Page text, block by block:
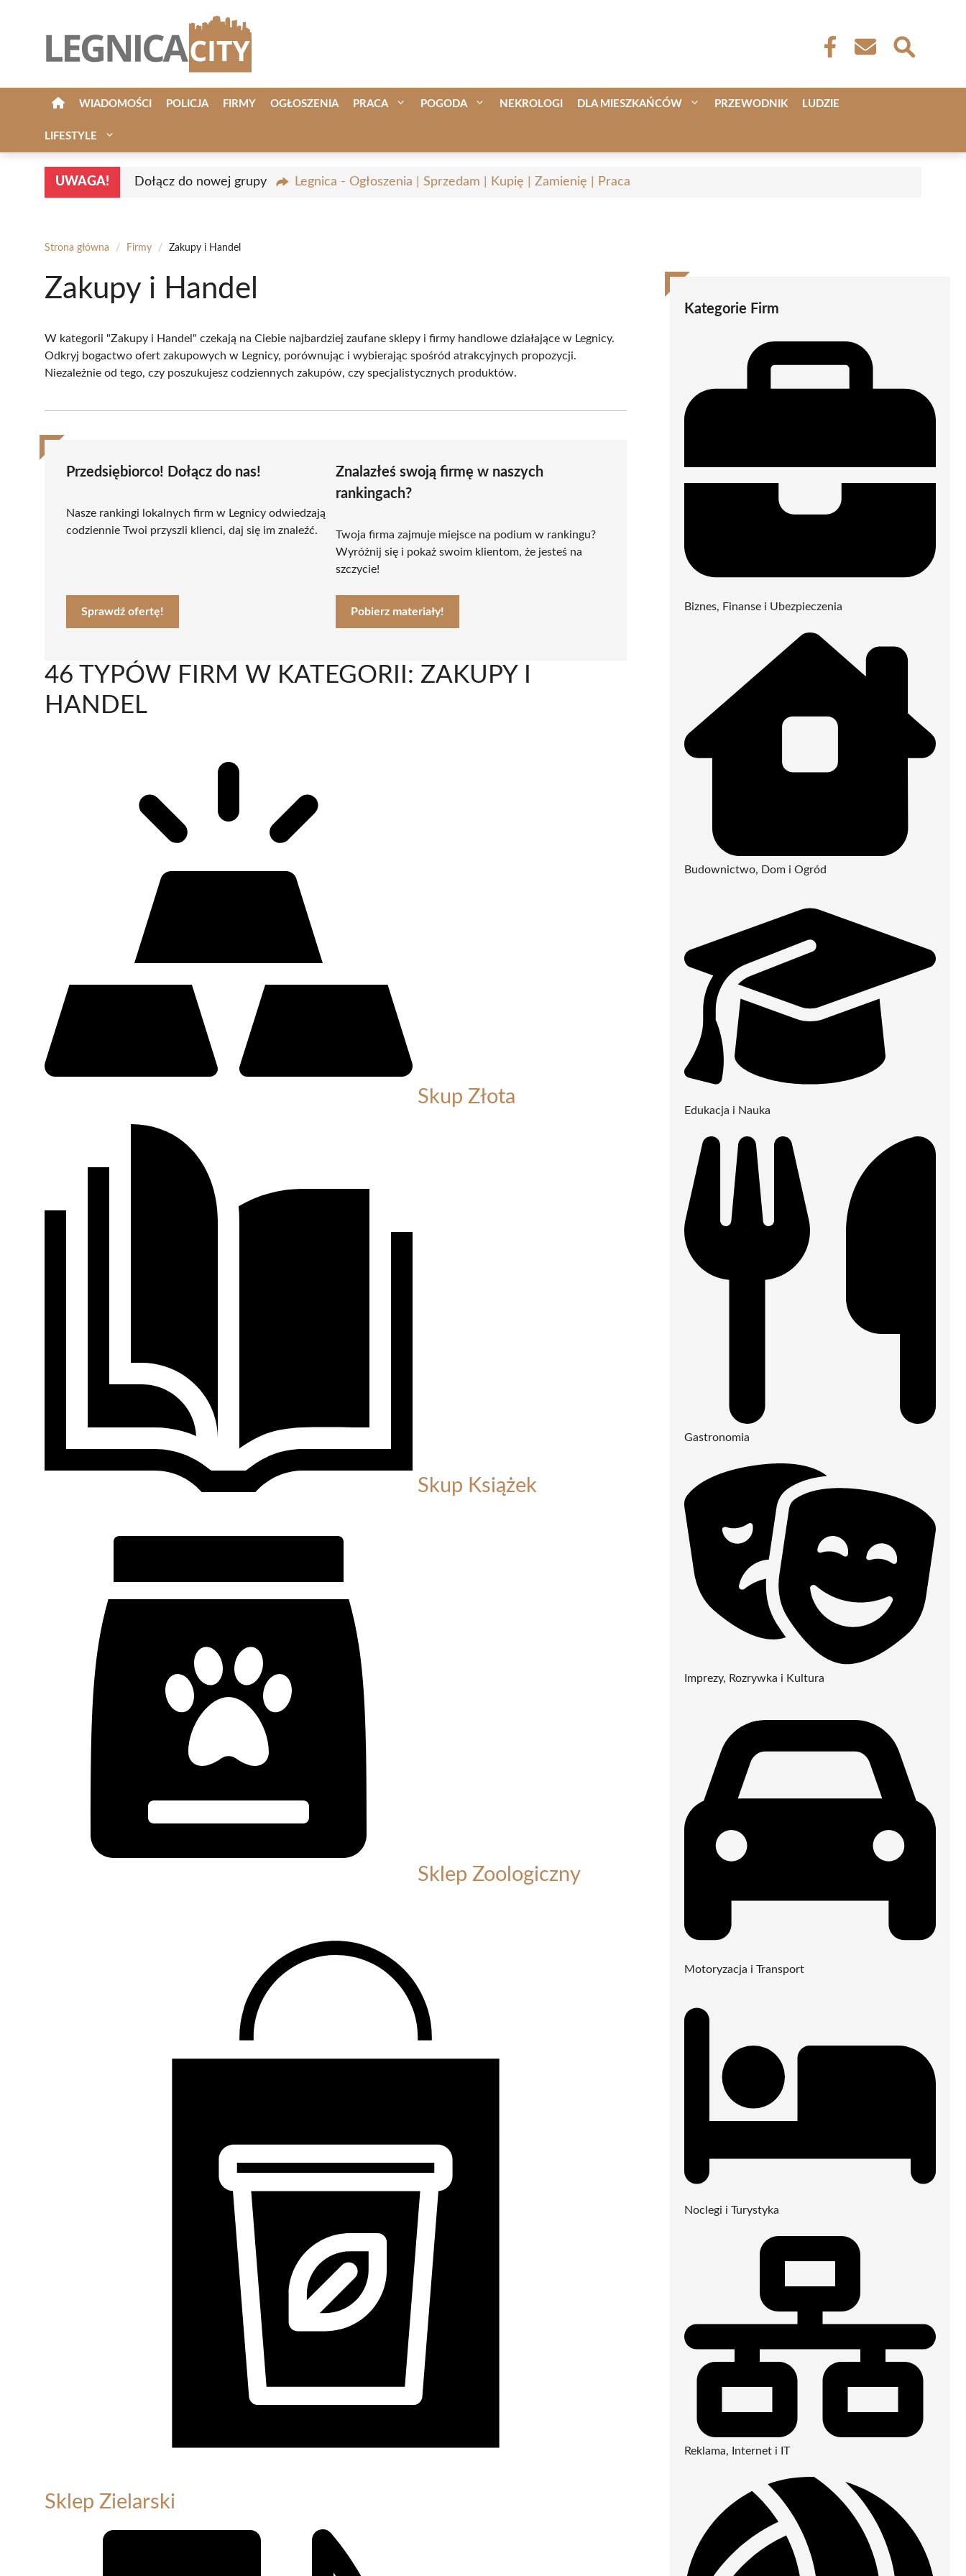
WIADOMOŚCI POLICJA FIRMY OGŁOSZENIA PRACA POGODA NEKROLOGI DLA MIESZKAŃCÓW PRZEWODNIK LUDZIE
LIFESTYLE
UWAGA! Dołącz do nowej grupy Legnica - Ogłoszenia | Sprzedam | Kupię | Zamienię | Praca
Strona główna / Firmy / Zakupy i Handel
Zakupy i Handel
W kategorii "Zakupy i Handel" czekają na Ciebie najbardziej zaufane sklepy i firmy handlowe działające w Legnicy.
Odkryj bogactwo ofert zakupowych w Legnicy, porównując i wybierając spośród atrakcyjnych propozycji.
Niezależnie od tego, czy poszukujesz codziennych zakupów, czy specjalistycznych produktów.
Przedsiębiorco! Dołącz do nas!
Nasze rankingi lokalnych firm w Legnicy odwiedzają
codziennie Twoi przyszli klienci, daj się im znaleźć.
Sprawdź ofertę!
Znalazłeś swoją firmę w naszych
rankingach?
Twoja firma zajmuje miejsce na podium w rankingu?
Wyróżnij się i pokaż swoim klientom, że jesteś na
szczycie!
Pobierz materiały!
46 TYPÓW FIRM W KATEGORII: ZAKUPY I
HANDEL
Skup Złota
Skup Książek
Sklep Zoologiczny
Sklep Zielarski
Kategorie Firm
Biznes, Finanse i Ubezpieczenia
Budownictwo, Dom i Ogród
Edukacja i Nauka
Gastronomia
Imprezy, Rozrywka i Kultura
Motoryzacja i Transport
Noclegi i Turystyka
Reklama, Internet i IT